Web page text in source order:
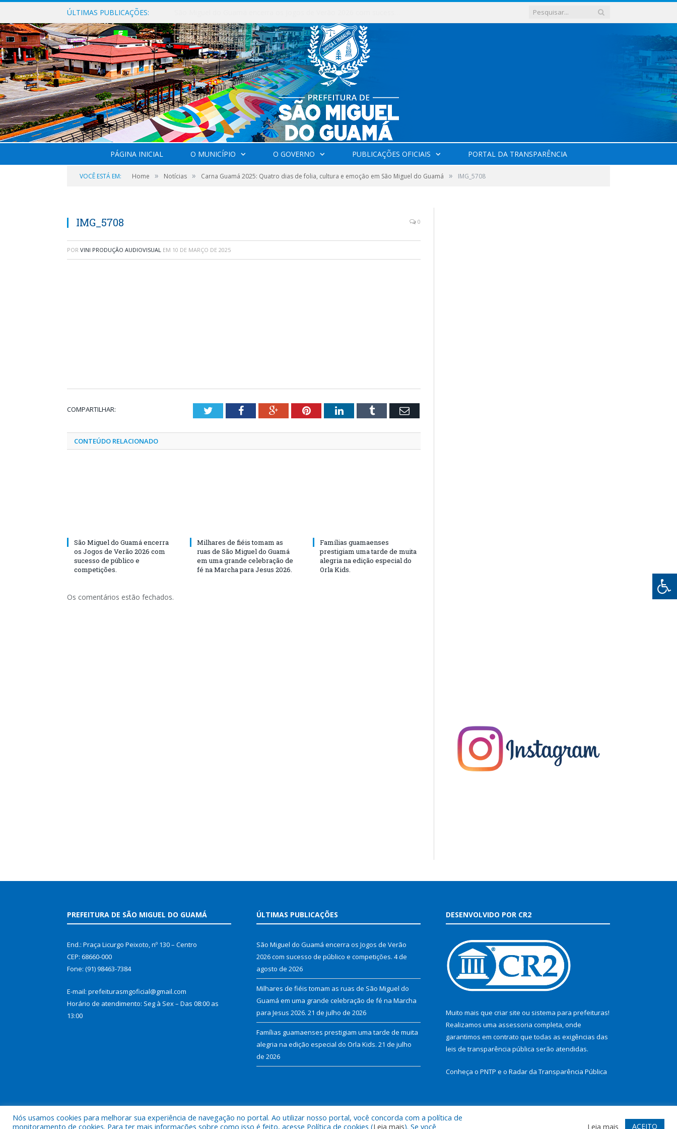
ÚLTIMAS PUBLICAÇÕES:
PÁGINA INICIAL O MUNICÍPIO O GOVERNO PUBLICAÇÕES OFICIAIS PORTAL DA TRANSPARÊNCIA
VOCÊ ESTÁ EM: Home » Notícias » Carna Guamá 2025: Quatro dias de folia, cultura e emoção em São Miguel do Guamá » IMG_5708
IMG_5708 0
POR VINI PRODUÇÃO AUDIOVISUAL EM 10 DE MARÇO DE 2025
COMPARTILHAR: TwitterFacebookGoogle+PinterestLinkedInTumblr Email
CONTEÚDO RELACIONADO
São Miguel do Guamá encerra
os Jogos de Verão 2026 com
sucesso de público e
competições.
Milhares de fiéis tomam as
ruas de São Miguel do Guamá
em uma grande celebração de
fé na Marcha para Jesus 2026.
Famílias guamaenses
prestigiam uma tarde de muita
alegria na edição especial do
Orla Kids.
Os comentários estão fechados.
PREFEITURA DE SÃO MIGUEL DO GUAMÁ
End.: Praça Licurgo Peixoto, nº 130 – Centro
CEP: 68660-000
Fone: (91) 98463-7384
E-mail: prefeiturasmgoficial@gmail.com
Horário de atendimento: Seg à Sex – Das 08:00 as
13:00
ÚLTIMAS PUBLICAÇÕES
São Miguel do Guamá encerra os Jogos de Verão
2026 com sucesso de público e competições. 4 de
agosto de 2026
Milhares de fiéis tomam as ruas de São Miguel do
Guamá em uma grande celebração de fé na Marcha
para Jesus 2026. 21 de julho de 2026
Famílias guamaenses prestigiam uma tarde de muita
alegria na edição especial do Orla Kids. 21 de julho
de 2026
DESENVOLVIDO POR CR2
Muito mais que criar site ou sistema para prefeituras!
Realizamos uma assessoria completa, onde
garantimos em contrato que todas as exigências das
leis de transparência pública serão atendidas.
Conheça o PNTP e o Radar da Transparência Pública
Todos os direitos reservados a Prefeitura Municipal de São Miguel do Guamá. Mapa do Site Acessar Webmail
Nós usamos cookies para melhorar sua experiência de navegação no portal. Ao utilizar nosso portal, você concorda com a política de
monitoramento de cookies. Para ter mais informações sobre como isso é feito, acesse Política de cookies (Leia mais). Se você Leia mais ACEITO